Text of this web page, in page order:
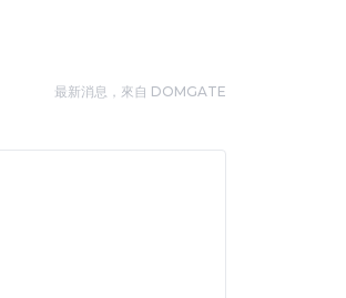
最新消息，來自 DOMGATE